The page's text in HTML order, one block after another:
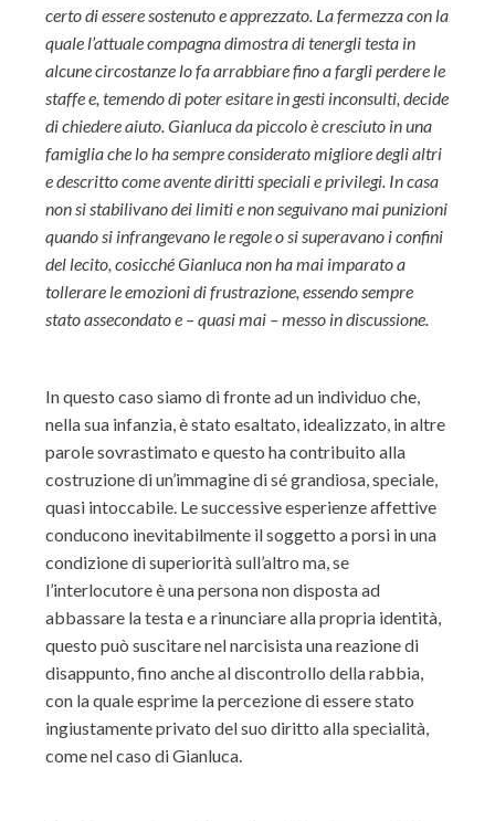
certo di essere sostenuto e apprezzato. La fermezza con la
quale l’attuale compagna dimostra di tenergli testa in
alcune circostanze lo fa arrabbiare fino a fargli perdere le
staffe e, temendo di poter esitare in gesti inconsulti, decide
di chiedere aiuto. Gianluca da piccolo è cresciuto in una
famiglia che lo ha sempre considerato migliore degli altri
e descritto come avente diritti speciali e privilegi. In casa
non si stabilivano dei limiti e non seguivano mai punizioni
quando si infrangevano le regole o si superavano i confini
del lecito, cosicché Gianluca non ha mai imparato a
tollerare le emozioni di frustrazione, essendo sempre
stato assecondato e – quasi mai – messo in discussione.
In questo caso siamo di fronte ad un individuo che,
nella sua infanzia, è stato esaltato, idealizzato, in altre
parole sovrastimato e questo ha contribuito alla
costruzione di un’immagine di sé grandiosa, speciale,
quasi intoccabile. Le successive esperienze affettive
conducono inevitabilmente il soggetto a porsi in una
condizione di superiorità sull’altro ma, se
l’interlocutore è una persona non disposta ad
abbassare la testa e a rinunciare alla propria identità,
questo può suscitare nel narcisista una reazione di
disappunto, fino anche al discontrollo della rabbia,
con la quale esprime la percezione di essere stato
ingiustamente privato del suo diritto alla specialità,
come nel caso di Gianluca.